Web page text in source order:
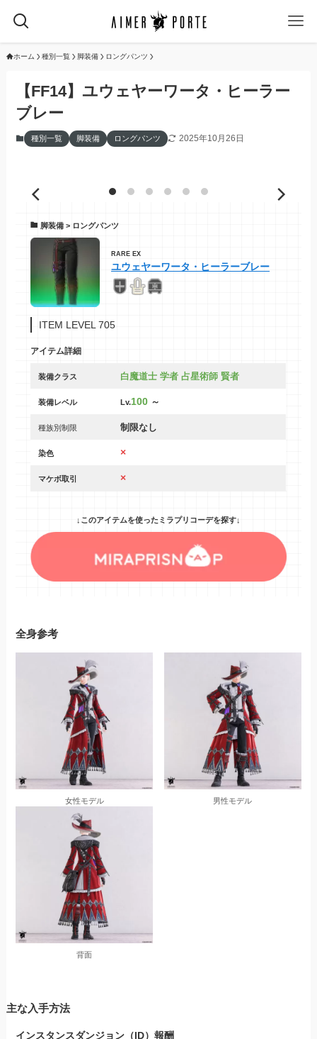
ホーム 種別一覧 脚装備 ロングパンツ
【FF14】ユウェヤーワータ・ヒーラー
ブレー
種別一覧 脚装備 ロングパンツ 2025年10月26日
脚装備 > ロングパンツ
RARE EX
ユウェヤーワータ・ヒーラーブレー
ITEM LEVEL 705
アイテム詳細
装備クラス 白魔道士 学者 占星術師 賢者
装備レベル Lv.100～
種族別制限 制限なし
染色 ×
マケボ取引 ×
↓このアイテムを使ったミラプリコーデを探す↓
全身参考
女性モデル 男性モデル
背面
主な入手方法
インスタンスダンジョン（ID）報酬